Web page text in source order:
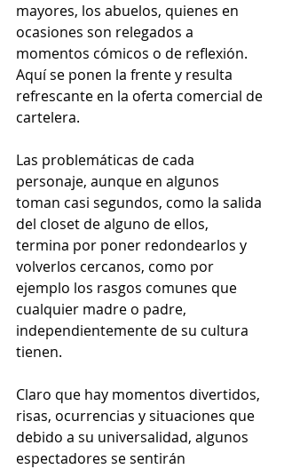
mayores, los abuelos, quienes en
ocasiones son relegados a
momentos cómicos o de reflexión.
Aquí se ponen la frente y resulta
refrescante en la oferta comercial de
cartelera.
Las problemáticas de cada
personaje, aunque en algunos
toman casi segundos, como la salida
del closet de alguno de ellos,
termina por poner redondearlos y
volverlos cercanos, como por
ejemplo los rasgos comunes que
cualquier madre o padre,
independientemente de su cultura
tienen.
Claro que hay momentos divertidos,
risas, ocurrencias y situaciones que
debido a su universalidad, algunos
espectadores se sentirán